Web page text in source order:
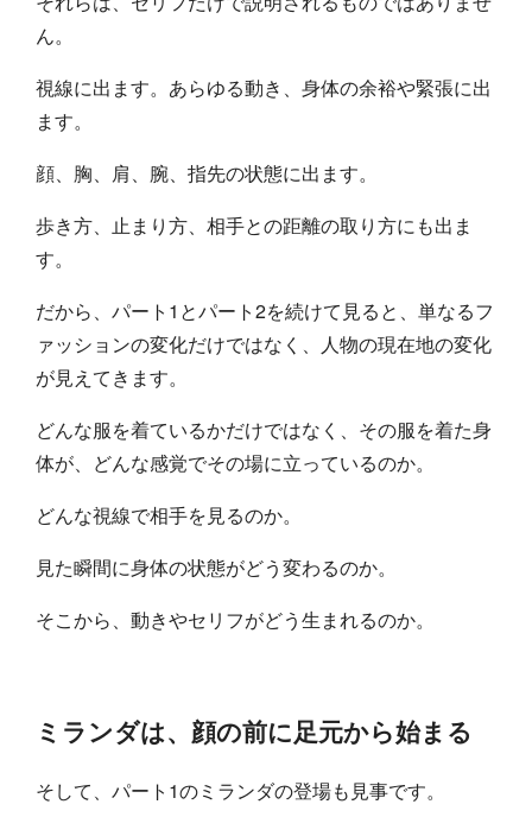
ん。
視線に出ます。あらゆる動き、身体の余裕や緊張に出
ます。
顔、胸、肩、腕、指先の状態に出ます。
歩き方、止まり方、相手との距離の取り方にも出ま
す。
だから、パート1とパート2を続けて見ると、単なるフ
ァッションの変化だけではなく、人物の現在地の変化
が見えてきます。
どんな服を着ているかだけではなく、その服を着た身
体が、どんな感覚でその場に立っているのか。
どんな視線で相手を見るのか。
見た瞬間に身体の状態がどう変わるのか。
そこから、動きやセリフがどう生まれるのか。
ミランダは、顔の前に足元から始まる
そして、パート1のミランダの登場も見事です。